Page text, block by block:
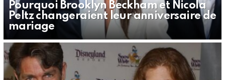
Pourquoi Brooklyn Beckham et Nicola
Peltz changeraient leur anniversaire de
mariage